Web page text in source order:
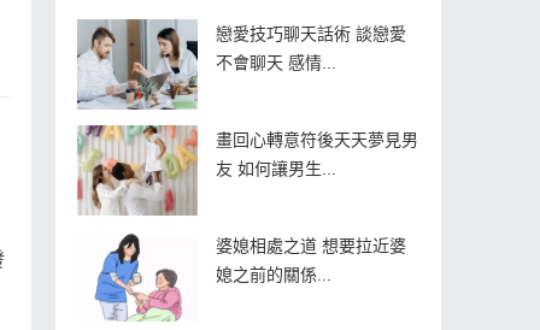
戀愛技巧聊天話術 談戀愛
不會聊天 感情...
畫回心轉意符後天天夢見男
友 如何讓男生...
婆媳相處之道 想要拉近婆
媳之前的關係...